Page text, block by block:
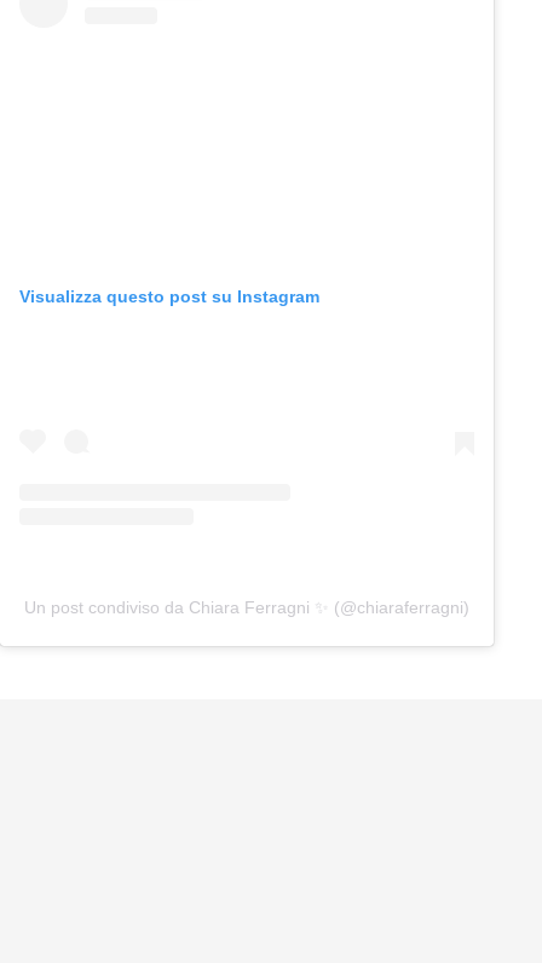
Visualizza questo post su Instagram
Un post condiviso da Chiara Ferragni ✨ (@chiaraferragni)